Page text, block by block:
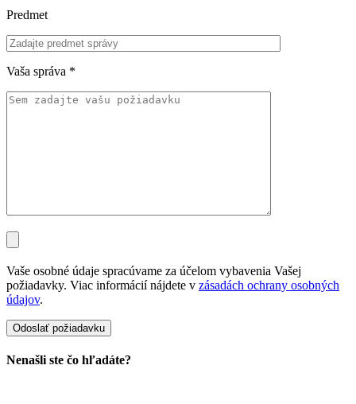
Predmet
Vaša správa *
Vaše osobné údaje spracúvame za účelom vybavenia Vašej
požiadavky. Viac informácií nájdete v zásadách ochrany osobných
údajov.
Nenašli ste čo hľadáte?